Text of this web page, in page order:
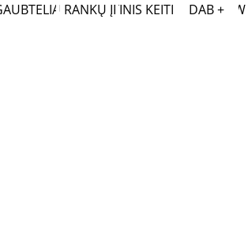
LAISVŲ RANKŲ ĮRANGA
OPTINIS KEITIKLISDAB +